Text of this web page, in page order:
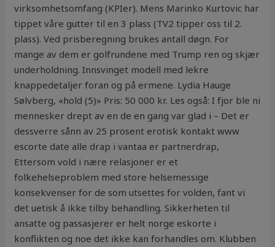
virksomhetsomfang (KPIer). Mens Marinko Kurtovic har
tippet våre gutter til en 3 plass (TV2 tipper oss til 2.
plass). Ved prisberegning brukes antall døgn. For
mange av dem er golfrundene med Trump ren og skjær
underholdning. Innsvinget modell med lekre
knappedetaljer foran og på ermene. Lydia Hauge
Sølvberg, «hold (5)» Pris: 50 000 kr. Les også: I fjor ble ni
mennesker drept av en de en gang var glad i – Det er
dessverre sånn av 25 prosent erotisk kontakt www
escorte date alle drap i vantaa er partnerdrap,
Ettersom vold i nære relasjoner er et
folkehelseproblem med store helsemessige
konsekvenser for de som utsettes for volden, fant vi
det uetisk å ikke tilby behandling. Sikkerheten til
ansatte og passasjerer er helt norge eskorte i
konflikten og noe det ikke kan forhandles om. Klubben